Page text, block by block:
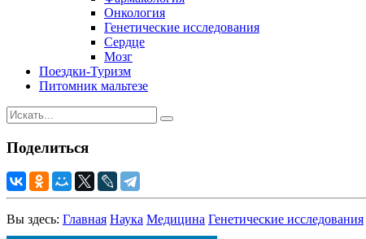
Онкология
Генетические исследования
Сердце
Мозг
Поездки-Туризм
Питомник мальтезе
Поделиться
Вы здесь: Главная Наука Медицина Генетические исследования